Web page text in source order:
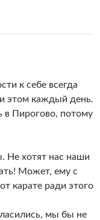
к себе всегда
этом каждый день.
в Пирогово, потому
Не хотят нас наши
Может, ему с
карате ради этого
мы бы не